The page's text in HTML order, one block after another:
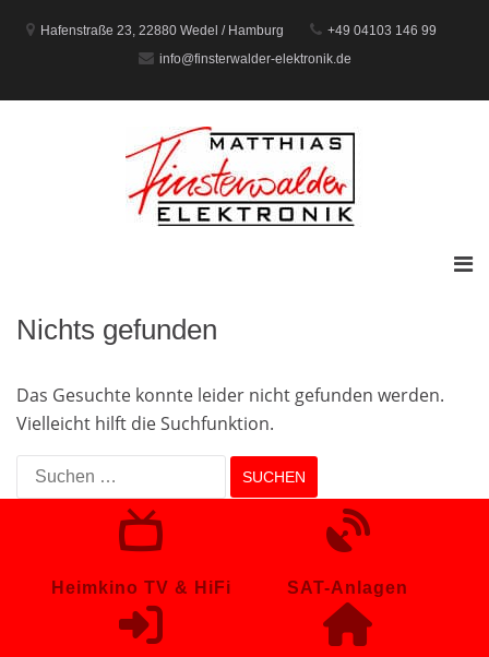
Inhalt Hafenstraße 23, 22880 Wedel / Hamburg
+49 04103 146 99
info@finsterwalder-elektronik.de
Nichts gefunden
Das Gesuchte konnte leider nicht gefunden werden.
Vielleicht hilft die Suchfunktion.
Suchen
nach:
Heimkino TV & HiFi SAT-Anlagen